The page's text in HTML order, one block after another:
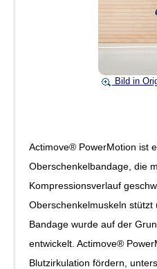
Bild in
Actimove® PowerMotion ist
Oberschenkelbandage, die
Kompressionsverlauf
Oberschenkelmuskeln stützt
Bandage wurde auf der
entwickelt. Actimove®
Blutzirkulation fördern,